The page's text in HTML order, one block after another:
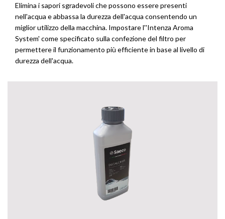
Elimina i sapori sgradevoli che possono essere presenti
nell'acqua e abbassa la durezza dell'acqua consentendo un
miglior utilizzo della macchina. Impostare l''Intenza Aroma
System' come specificato sulla confezione del filtro per
permettere il funzionamento più efficiente in base al livello di
durezza dell'acqua.